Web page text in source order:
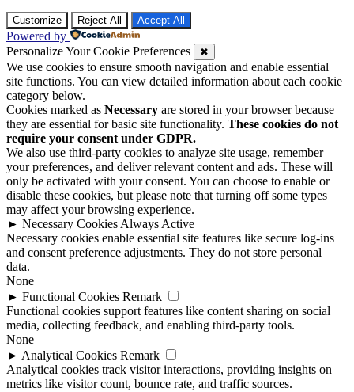
Customize Reject All Accept All
Powered by
Personalize Your Cookie Preferences
✖
We use cookies to ensure smooth navigation and enable essential
site functions. You can view detailed information about each cookie
category below.
Cookies marked as Necessary are stored in your browser because
they are essential for basic site functionality. These cookies do not
require your consent under GDPR.
We also use third-party cookies to analyze site usage, remember
your preferences, and deliver relevant content and ads. These will
only be activated with your consent. You can choose to enable or
disable these cookies, but please note that turning off some types
may affect your browsing experience.
► Necessary Cookies Always Active
Necessary cookies enable essential site features like secure log-ins
and consent preference adjustments. They do not store personal
data.
None
► Functional Cookies Remark
Functional cookies support features like content sharing on social
media, collecting feedback, and enabling third-party tools.
None
► Analytical Cookies Remark
Analytical cookies track visitor interactions, providing insights on
metrics like visitor count, bounce rate, and traffic sources.